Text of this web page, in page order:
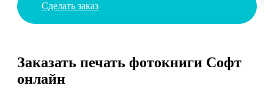
Сделать заказ
Заказать печать фотокниги Софт
онлайн